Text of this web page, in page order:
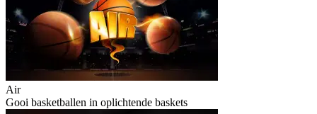
Air
Gooi basketballen in oplichtende baskets